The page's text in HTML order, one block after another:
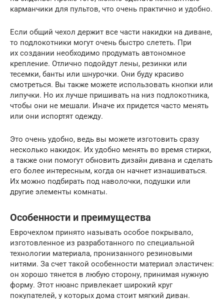
карманчики для пультов, что очень практично и удобно.
Если общий чехол держит все части накидки на диване,
то подлокотники могут очень быстро слететь. При
их создании необходимо продумать автономное
крепление. Отлично подойдут лены, резинки или
тесемки, банты или шнурочки. Они буду красиво
смотреться. Вы также можете использовать кнопки или
липучки. Но их лучше пришивать на низ подлокотника,
чтобы они не мешали. Иначе их придется часто менять
или они испортят одежду.
Это очень удобно, ведь вы можете изготовить сразу
несколько накидок. Их удобно менять во время стирки,
а также они помогут обновить дизайн дивана и сделать
его более интересным, когда он начнет изнашиваться.
Их можно подбирать под наволочки, подушки или
другие элементы комнаты.
Особенности и преимущества
Еврочехлом принято называть особое покрывало,
изготовленное из разработанного по специальной
технологии материала, пронизанного резиновыми
нитями. За счет такой особенности материал эластичен:
он хорошо тянется в любую сторону, принимая нужную
форму. Этот нюанс привлекает широкий круг
покупателей, у которых дома стоит мягкий диван.